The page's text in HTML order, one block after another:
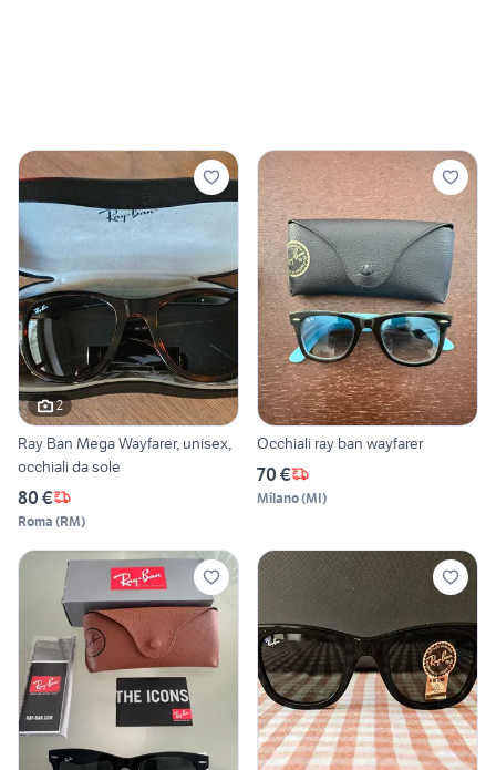
2
Ray Ban Mega Wayfarer, unisex,
occhiali da sole
80 €
Roma (RM)
Occhiali ray ban wayfarer
70 €
Milano(MI)